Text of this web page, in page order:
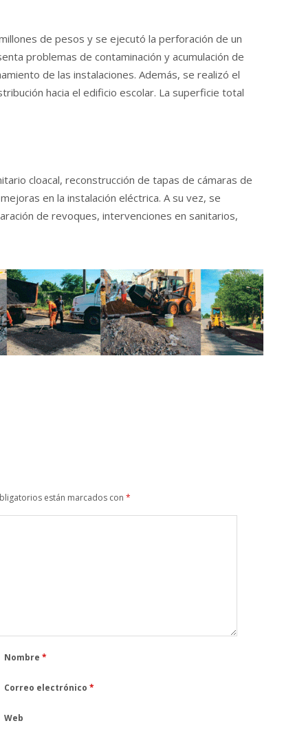
de pesos y se ejecutó la perforación de un
problemas de contaminación y acumulación de
de las instalaciones. Además, se realizó el
hacia el edificio escolar. La superficie total
cloacal, reconstrucción de tapas de cámaras de
en la instalación eléctrica. A su vez, se
de revoques, intervenciones en sanitarios,
están marcados con *
Nombre *
Correo electrónico *
Web